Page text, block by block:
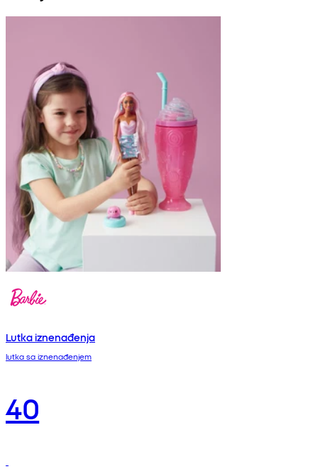
Lutka iznenađenja
lutka sa iznenađenjem
40